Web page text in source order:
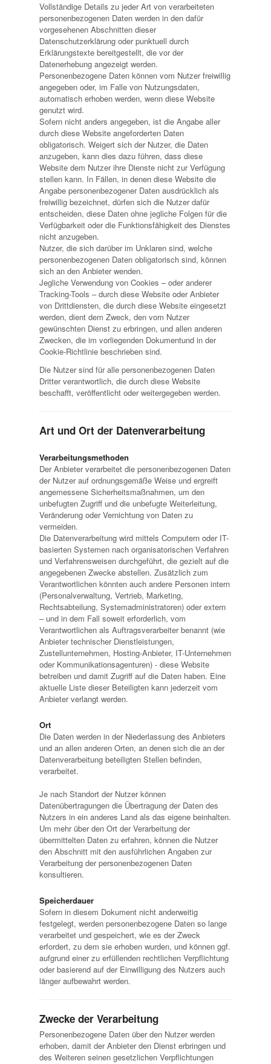
Vollständige Details zu jeder Art von verarbeiteten
personenbezogenen Daten werden in den dafür
vorgesehenen Abschnitten dieser
Datenschutzerklärung oder punktuell durch
Erklärungstexte bereitgestellt, die vor der
Datenerhebung angezeigt werden.
Personenbezogene Daten können vom Nutzer freiwillig
angegeben oder, im Falle von Nutzungsdaten,
automatisch erhoben werden, wenn diese Website
genutzt wird.
Sofern nicht anders angegeben, ist die Angabe aller
durch diese Website angeforderten Daten
obligatorisch. Weigert sich der Nutzer, die Daten
anzugeben, kann dies dazu führen, dass diese
Website dem Nutzer ihre Dienste nicht zur Verfügung
stellen kann. In Fällen, in denen diese Website die
Angabe personenbezogener Daten ausdrücklich als
freiwillig bezeichnet, dürfen sich die Nutzer dafür
entscheiden, diese Daten ohne jegliche Folgen für die
Verfügbarkeit oder die Funktionsfähigkeit des Dienstes
nicht anzugeben.
Nutzer, die sich darüber im Unklaren sind, welche
personenbezogenen Daten obligatorisch sind, können
sich an den Anbieter wenden.
Jegliche Verwendung von Cookies – oder anderer
Tracking-Tools – durch diese Website oder Anbieter
von Drittdiensten, die durch diese Website eingesetzt
werden, dient dem Zweck, den vom Nutzer
gewünschten Dienst zu erbringen, und allen anderen
Zwecken, die im vorliegenden Dokumentund in der
Cookie-Richtlinie beschrieben sind.
Die Nutzer sind für alle personenbezogenen Daten
Dritter verantwortlich, die durch diese Website
beschafft, veröffentlicht oder weitergegeben werden.
Art und Ort der Datenverarbeitung
Verarbeitungsmethoden
Der Anbieter verarbeitet die personenbezogenen Daten
der Nutzer auf ordnungsgemäße Weise und ergreift
angemessene Sicherheitsmaßnahmen, um den
unbefugten Zugriff und die unbefugte Weiterleitung,
Veränderung oder Vernichtung von Daten zu
vermeiden.
Die Datenverarbeitung wird mittels Computern oder IT-
basierten Systemen nach organisatorischen Verfahren
und Verfahrensweisen durchgeführt, die gezielt auf die
angegebenen Zwecke abstellen. Zusätzlich zum
Verantwortlichen könnten auch andere Personen intern
(Personalverwaltung, Vertrieb, Marketing,
Rechtsabteilung, Systemadministratoren) oder extern
– und in dem Fall soweit erforderlich, vom
Verantwortlichen als Auftragsverarbeiter benannt (wie
Anbieter technischer Dienstleistungen,
Zustellunternehmen, Hosting-Anbieter, IT-Unternehmen
oder Kommunikationsagenturen) - diese Website
betreiben und damit Zugriff auf die Daten haben. Eine
aktuelle Liste dieser Beteiligten kann jederzeit vom
Anbieter verlangt werden.
Ort
Die Daten werden in der Niederlassung des Anbieters
und an allen anderen Orten, an denen sich die an der
Datenverarbeitung beteiligten Stellen befinden,
verarbeitet.
Je nach Standort der Nutzer können
Datenübertragungen die Übertragung der Daten des
Nutzers in ein anderes Land als das eigene beinhalten.
Um mehr über den Ort der Verarbeitung der
übermittelten Daten zu erfahren, können die Nutzer
den Abschnitt mit den ausführlichen Angaben zur
Verarbeitung der personenbezogenen Daten
konsultieren.
Speicherdauer
Sofern in diesem Dokument nicht anderweitig
festgelegt, werden personenbezogene Daten so lange
verarbeitet und gespeichert, wie es der Zweck
erfordert, zu dem sie erhoben wurden, und können ggf.
aufgrund einer zu erfüllenden rechtlichen Verpflichtung
oder basierend auf der Einwilligung des Nutzers auch
länger aufbewahrt werden.
Zwecke der Verarbeitung
Personenbezogene Daten über den Nutzer werden
erhoben, damit der Anbieter den Dienst erbringen und
des Weiteren seinen gesetzlichen Verpflichtungen